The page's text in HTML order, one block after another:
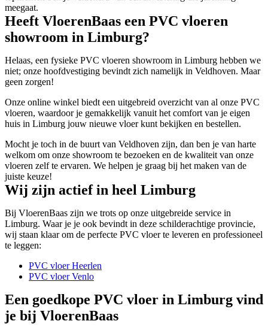
meegaat.
Heeft VloerenBaas een PVC vloeren
showroom in Limburg?
Helaas, een fysieke PVC vloeren showroom in Limburg hebben we
niet; onze hoofdvestiging bevindt zich namelijk in Veldhoven. Maar
geen zorgen!
Onze online winkel biedt een uitgebreid overzicht van al onze PVC
vloeren, waardoor je gemakkelijk vanuit het comfort van je eigen
huis in Limburg jouw nieuwe vloer kunt bekijken en bestellen.
Mocht je toch in de buurt van Veldhoven zijn, dan ben je van harte
welkom om onze showroom te bezoeken en de kwaliteit van onze
vloeren zelf te ervaren. We helpen je graag bij het maken van de
juiste keuze!
Wij zijn actief in heel Limburg
Bij VloerenBaas zijn we trots op onze uitgebreide service in
Limburg. Waar je je ook bevindt in deze schilderachtige provincie,
wij staan klaar om de perfecte PVC vloer te leveren en professioneel
te leggen:
PVC vloer Heerlen
PVC vloer Venlo
Een goedkope PVC vloer in Limburg vind
je bij VloerenBaas